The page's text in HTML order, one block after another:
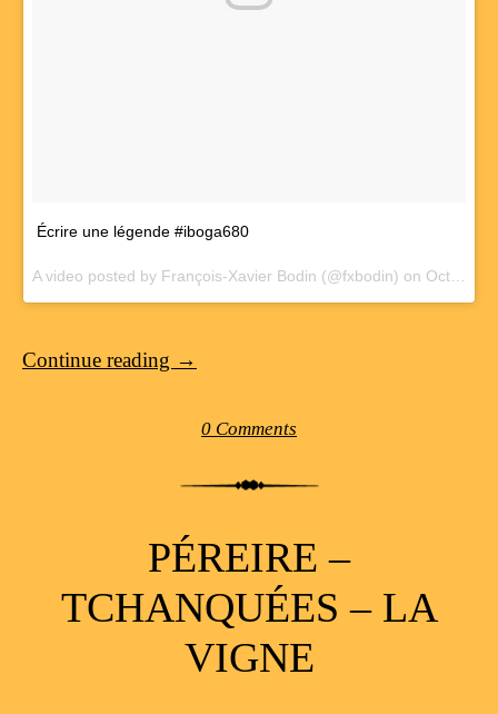
Écrire une légende #iboga680
A video posted by François-Xavier Bodin (@fxbodin) on Oct 2, 2016 at 3:42am PDT
Continue reading →
0 Comments
PÉREIRE –
TCHANQUÉES – LA
VIGNE